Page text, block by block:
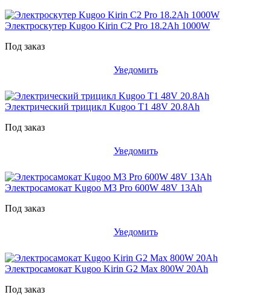
Электроскутер Kugoo Kirin C2 Pro 18.2Ah 1000W
Под заказ
Уведомить
Электрический трицикл Kugoo T1 48V 20.8Ah
Под заказ
Уведомить
Электросамокат Kugoo M3 Pro 600W 48V 13Ah
Под заказ
Уведомить
Электросамокат Kugoo Kirin G2 Max 800W 20Ah
Под заказ